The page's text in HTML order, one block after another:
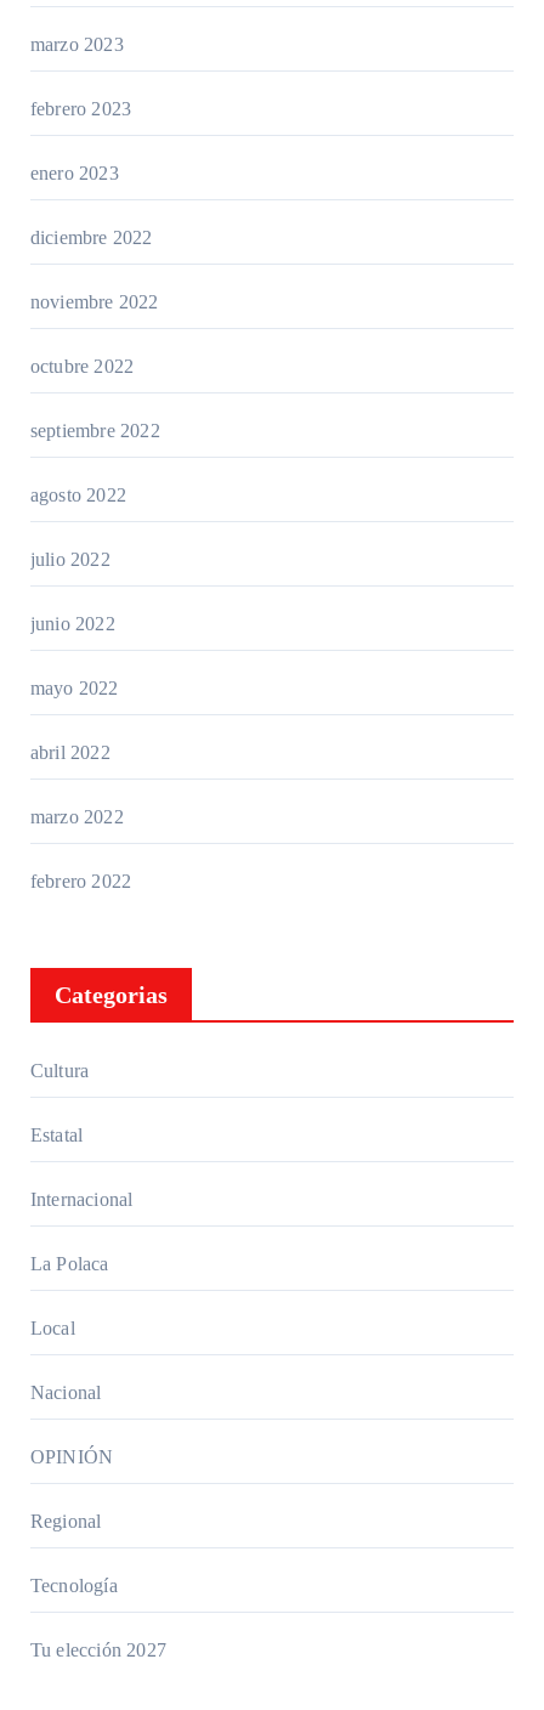
marzo 2023
febrero 2023
enero 2023
diciembre 2022
noviembre 2022
octubre 2022
septiembre 2022
agosto 2022
julio 2022
junio 2022
mayo 2022
abril 2022
marzo 2022
febrero 2022
Categorias
Cultura
Estatal
Internacional
La Polaca
Local
Nacional
OPINIÓN
Regional
Tecnología
Tu elección 2027